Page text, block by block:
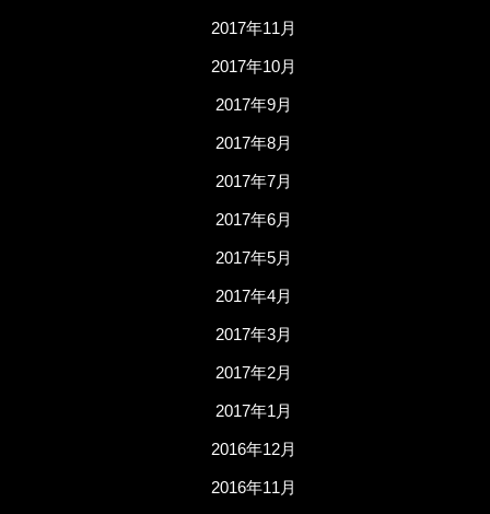
2017年11月
2017年10月
2017年9月
2017年8月
2017年7月
2017年6月
2017年5月
2017年4月
2017年3月
2017年2月
2017年1月
2016年12月
2016年11月